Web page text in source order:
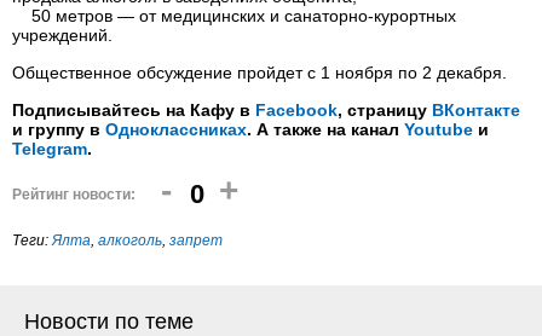
50 метров — от медицинских и санаторно-курортных
учреждений.
Общественное обсуждение пройдет с 1 ноября по 2 декабря.
Подписывайтесь на Кафу в Facebook, страницу ВКонтакте
и группу в Одноклассниках. А также на канал Youtube и
Telegram.
Рейтинг новости: - 0 +
Теги:Ялта, алкоголь, запрет
Новости по теме